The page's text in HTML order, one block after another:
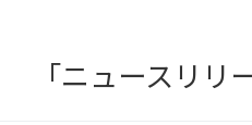
「ニュースリリ